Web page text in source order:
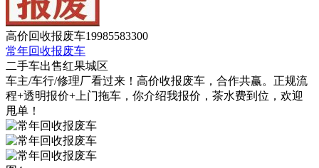
高价回收报废车19985583300
常年回收报废车
二手车出售红果城区
车主/车行/修理厂看过来！高价收报废车，合作共赢。正规流
程+透明报价+上门拖车，你介绍我报价，茶水费到位，欢迎
甩单！